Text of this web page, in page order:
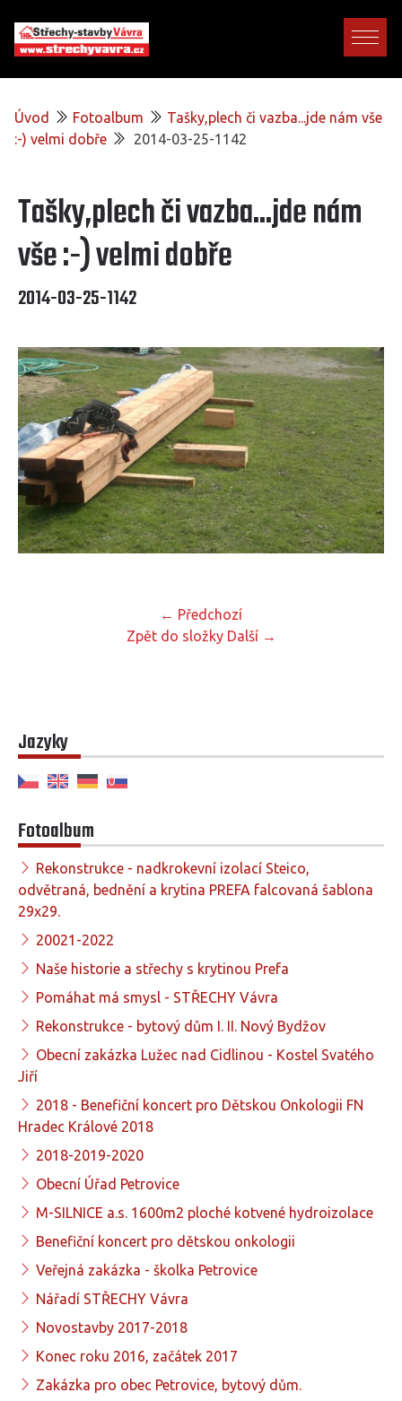
Úvod Fotoalbum
Tašky,plech či vazba...jde nám vše
:-) velmi dobře
2014-03-25-1142
Tašky,plech či vazba...jde nám
vše :-) velmi dobře
2014-03-25-1142
← Předchozí
Zpět do složky Další →
Jazyky
Fotoalbum
Rekonstrukce - nadkrokevní izolací Steico,
odvětraná, bednění a krytina PREFA falcovaná šablona
29x29.
20021-2022
Naše historie a střechy s krytinou Prefa
Pomáhat má smysl - STŘECHY Vávra
Rekonstrukce - bytový dům I. II. Nový Bydžov
Obecní zakázka Lužec nad Cidlinou - Kostel Svatého
Jiří
2018 - Benefiční koncert pro Dětskou Onkologii FN
Hradec Králové 2018
2018-2019-2020
Obecní Úřad Petrovice
M-SILNICE a.s. 1600m2 ploché kotvené hydroizolace
Benefiční koncert pro dětskou onkologii
Veřejná zakázka - školka Petrovice
Nářadí STŘECHY Vávra
Novostavby 2017-2018
Konec roku 2016, začátek 2017
Zakázka pro obec Petrovice, bytový dům.